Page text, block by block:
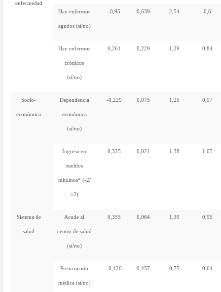
enfermedad
Hay enfermos
agudos (sí/no)
-0,95 0,639 2,54 0,6
Hay enfermos
crónicos
(sí/no)
0,261 0,229 1,29 0,84
Socio-
económica
Dependencia
económica
(sí/no)
-0,229 0,075 1,25 0,97
Ingreso en
sueldos
mínimos* (-2/
≥2)
0,325 0,021 1,38 1,05
Sistema de
salud
Acude al
centro de salud
(sí/no)
0,355 0,064 1,39 0,95
Prescripción
médica (sí/no)
-0,120 0,457 0,75 0,64